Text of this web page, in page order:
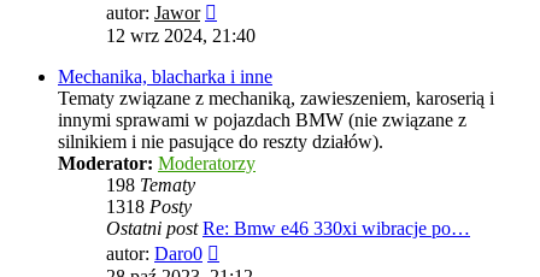
autor: Jawor
najnowszy
12 wrz 2024, 21:40
Mechanika, blacharka i inne
Tematy związane z mechaniką, zawieszeniem, karoserią i
innymi sprawami w pojazdach BMW (nie związane z
silnikiem i nie pasujące do reszty działów).
Moderator: Moderatorzy
198 Tematy
1318 Posty
Ostatni post Re: Bmw e46 330xi wibracje po…
autor: Daro0
najnowszy